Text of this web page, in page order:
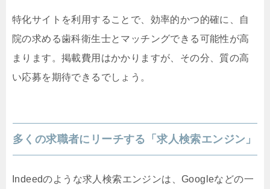
特化サイトを利用することで、効率的かつ的確に、自
院の求める歯科衛生士とマッチングできる可能性が高
まります。掲載費用はかかりますが、その分、質の高
い応募を期待できるでしょう。
多くの求職者にリーチする「求人検索エンジン」
Indeedのような求人検索エンジンは、Googleなどの一